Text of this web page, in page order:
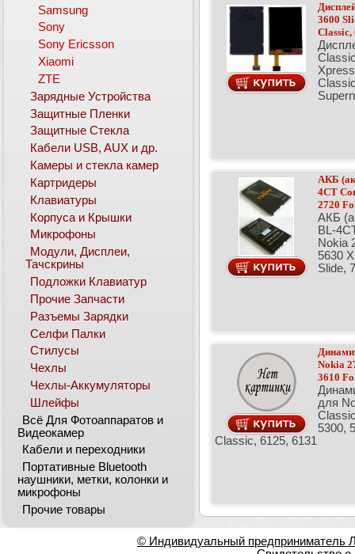
3600
Classic,
АКБ
4CT
2720
АКБ
BL-
Nokia
5630
Slide,
Nokia
3610
для
5300,
Classic, 6125, 6131
Samsung
Sony
Sony Ericsson
Xiaomi
ZTE
Зарядные Устройства
Защитные Пленки
Защитные Стекла
Кабели USB, AUX и др.
Камеры и стекла камер
Картридеры
Клавиатуры
Корпуса и Крышки
Микрофоны
Модули, Дисплеи,
Тачскрины
Подложки Клавиатур
Прочие Запчасти
Разъемы Зарядки
Селфи Палки
Стилусы
Чехлы
Чехлы-Аккумуляторы
Шлейфы
Всё Для Фотоаппаратов и
Видеокамер
Кабели и переходники
Портативные Bluetooth
наушники, метки, колонки и
микрофоны
Прочие товары
© Индивидуальный предприниматель